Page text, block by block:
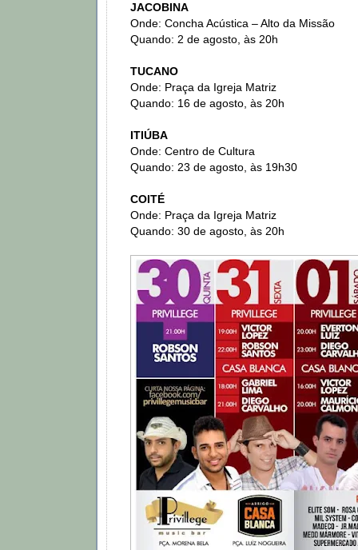
JACOBINA
Onde: Concha Acústica – Alto da Missão
Quando: 2 de agosto, às 20h
TUCANO
Onde: Praça da Igreja Matriz
Quando: 16 de agosto, às 20h
ITIÚBA
Onde: Centro de Cultura
Quando: 23 de agosto, às 19h30
COITÉ
Onde: Praça da Igreja Matriz
Quando: 30 de agosto, às 20h